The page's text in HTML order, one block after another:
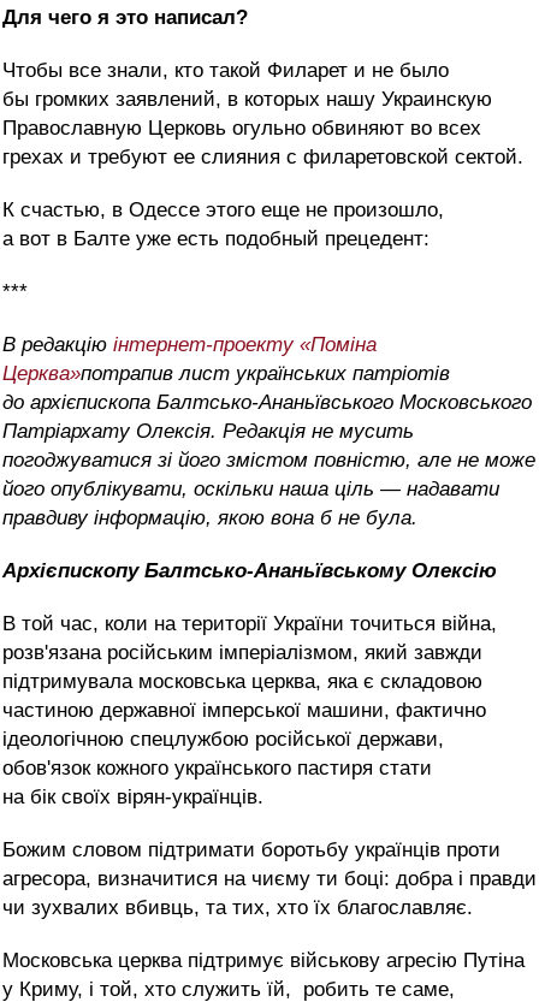
Для чего я это написал?
Чтобы все знали, кто такой Филарет и не было
бы громких заявлений, в которых нашу Украинскую
Православную Церковь огульно обвиняют во всех
грехах и требуют ее слияния с филаретовской сектой.
К счастью, в Одессе этого еще не произошло,
а вот в Балте уже есть подобный прецедент:
***
В редакцію інтернет-проекту «Поміна
Церква»потрапив лист українських патріотів
до архієпископа Балтсько-Ананьївського Московського
Патріархату Олексія. Редакція не мусить
погоджуватися зі його змістом повністю, але не може
його опублікувати, оскільки наша ціль — надавати
правдиву інформацію, якою вона б не була.
Архієпископу Балтсько-Ананьївському Олексію
В той час, коли на території України точиться війна,
розв'язана російським імперіалізмом, який завжди
підтримувала московська церква, яка є складовою
частиною державної імперської машини, фактично
ідеологічною спецлужбою російської держави,
обов'язок кожного українського пастиря стати
на бік своїх вірян-українців.
Божим словом підтримати боротьбу українців проти
агресора, визначитися на чиєму ти боці: добра і правди
чи зухвалих вбивць, та тих, хто їх благославляє.
Московська церква підтримує військову агресію Путіна
у Криму, і той, хто служить їй, робить те саме,